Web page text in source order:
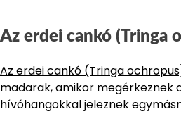
Az erdei cankó (Tringa
Az erdei cankó (Tringa
madarak, amikor megérkeznek
hívóhangokkal jeleznek